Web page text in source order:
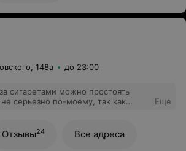
148а до 23:00
сигаретами можно простоять
серьезно по-моему, так как
Еще
Отзывы24 Все адреса